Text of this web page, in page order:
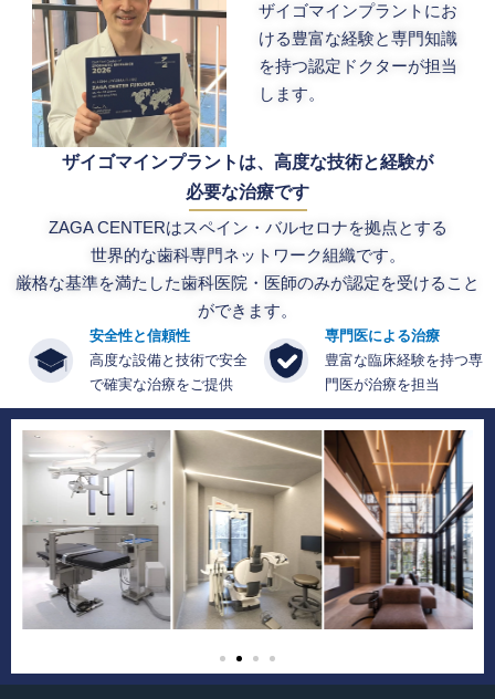
ザイゴマインプラントにお
ける豊富な経験と専門知識
を持つ認定ドクターが担当
します。
ザイゴマインプラントは、高度な技術と経験が
必要な治療です
ZAGA CENTERはスペイン・バルセロナを拠点とする
世界的な歯科専門ネットワーク組織です。
厳格な基準を満たした歯科医院・医師のみが認定を受けること
ができます。
安全性と信頼性
高度な設備と技術で安全
で確実な治療をご提供
専門医による治療
豊富な臨床経験を持つ専
門医が治療を担当